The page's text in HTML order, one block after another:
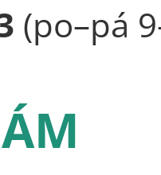
(po–pá